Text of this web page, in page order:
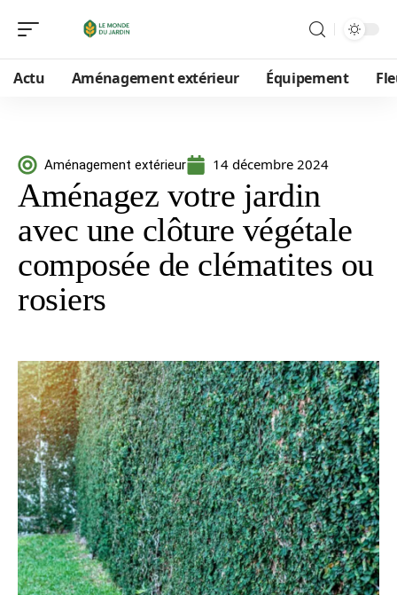
Actu Aménagement extérieur Équipement
Aménagement extérieur 14 décembre 2024
Aménagez votre jardin
avec une clôture végétale
composée de clématites ou
rosiers